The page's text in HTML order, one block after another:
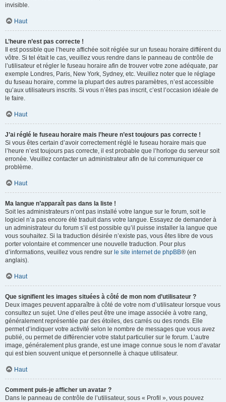
invisible.
Haut
L’heure n’est pas correcte !
Il est possible que l’heure affichée soit réglée sur un fuseau horaire différent du
vôtre. Si tel était le cas, veuillez vous rendre dans le panneau de contrôle de
l’utilisateur et régler le fuseau horaire afin de trouver votre zone adéquate, par
exemple Londres, Paris, New York, Sydney, etc. Veuillez noter que le réglage
du fuseau horaire, comme la plupart des autres paramètres, n’est accessible
qu’aux utilisateurs inscrits. Si vous n’êtes pas inscrit, c’est l’occasion idéale de
le faire.
Haut
J’ai réglé le fuseau horaire mais l’heure n’est toujours pas correcte !
Si vous êtes certain d’avoir correctement réglé le fuseau horaire mais que
l’heure n’est toujours pas correcte, il est probable que l’horloge du serveur soit
erronée. Veuillez contacter un administrateur afin de lui communiquer ce
problème.
Haut
Ma langue n’apparaît pas dans la liste !
Soit les administrateurs n’ont pas installé votre langue sur le forum, soit le
logiciel n’a pas encore été traduit dans votre langue. Essayez de demander à
un administrateur du forum s’il est possible qu’il puisse installer la langue que
vous souhaitez. Si la traduction désirée n’existe pas, vous êtes libre de vous
porter volontaire et commencer une nouvelle traduction. Pour plus
d’informations, veuillez vous rendre sur le site internet de phpBB® (en
anglais).
Haut
Que signifient les images situées à côté de mon nom d’utilisateur ?
Deux images peuvent apparaître à côté de votre nom d’utilisateur lorsque vous
consultez un sujet. Une d’elles peut être une image associée à votre rang,
généralement représentée par des étoiles, des carrés ou des ronds. Elle
permet d’indiquer votre activité selon le nombre de messages que vous avez
publié, ou permet de différencier votre statut particulier sur le forum. L’autre
image, généralement plus grande, est une image connue sous le nom d’avatar
qui est bien souvent unique et personnelle à chaque utilisateur.
Haut
Comment puis-je afficher un avatar ?
Dans le panneau de contrôle de l’utilisateur, sous « Profil », vous pouvez